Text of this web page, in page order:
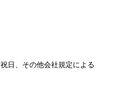
日、その他会社規定による